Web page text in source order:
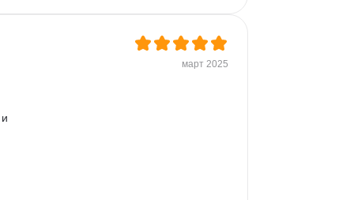
март 2025